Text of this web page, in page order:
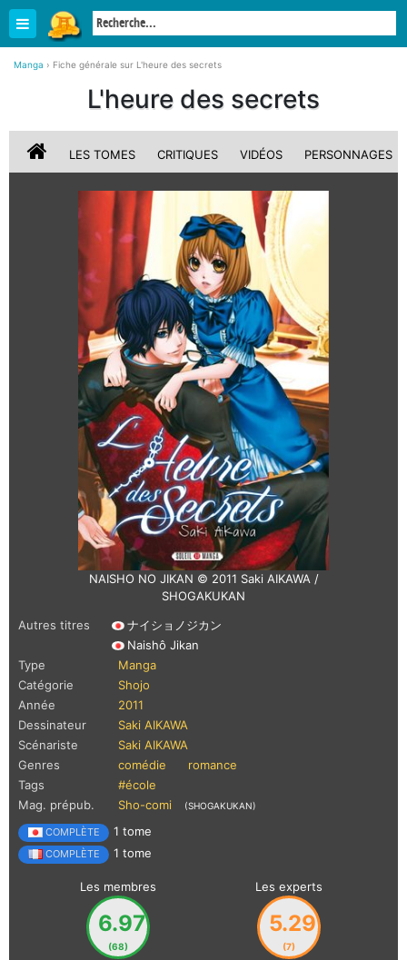
Manga › Fiche générale sur L'heure des secrets
L'heure des secrets
LES TOMES CRITIQUES VIDÉOS PERSONNAGES
NAISHO NO JIKAN © 2011 Saki AIKAWA /
SHOGAKUKAN
Autres titres
ナイショノジカン
Naishô Jikan
Type
Manga
Catégorie
Shojo
Année
2011
Dessinateur
Saki AIKAWA
Scénariste
Saki AIKAWA
Genres
comédie
romance
Tags
#école
Mag. prépub.
Sho-comi (SHOGAKUKAN)
COMPLÈTE 1 tome
COMPLÈTE 1 tome
Les membres
6.97
(68)
Les experts
5.29
(7)